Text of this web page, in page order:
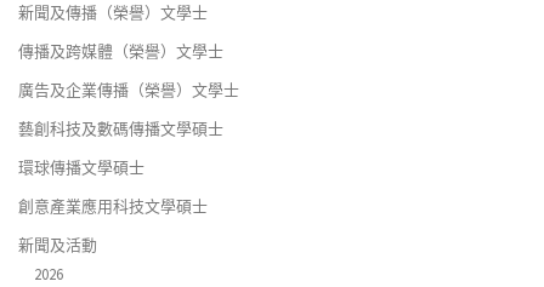
新聞及傳播（榮譽）文學士
傳播及跨媒體（榮譽）文學士
廣告及企業傳播（榮譽）文學士
藝創科技及數碼傳播文學碩士
環球傳播文學碩士
創意產業應用科技文學碩士
新聞及活動
2026